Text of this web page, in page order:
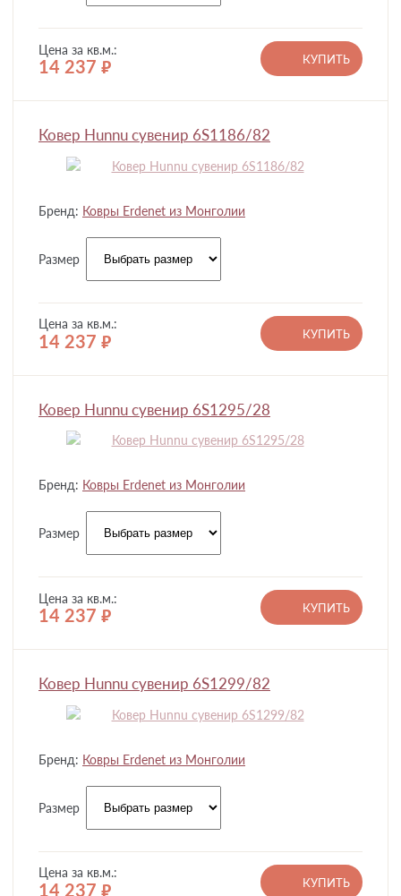
Цена за кв.м.:
14 237 руб.
КУПИТЬ
Ковер Hunnu сувенир 6S1186/82
Бренд: Ковры Erdenet из Монголии
Размер
Цена за кв.м.:
14 237 руб.
КУПИТЬ
Ковер Hunnu сувенир 6S1295/28
Бренд: Ковры Erdenet из Монголии
Размер
Цена за кв.м.:
14 237 руб.
КУПИТЬ
Ковер Hunnu сувенир 6S1299/82
Бренд: Ковры Erdenet из Монголии
Размер
Цена за кв.м.:
14 237 руб.
КУПИТЬ